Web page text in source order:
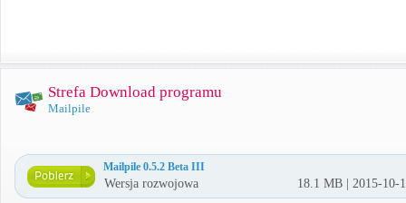
Strefa Download programu
Mailpile
Mailpile 0.5.2 Beta III
Wersja rozwojowa 18.1 MB | 2015-10-